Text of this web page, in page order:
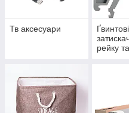
Тв аксесуари
рейку та